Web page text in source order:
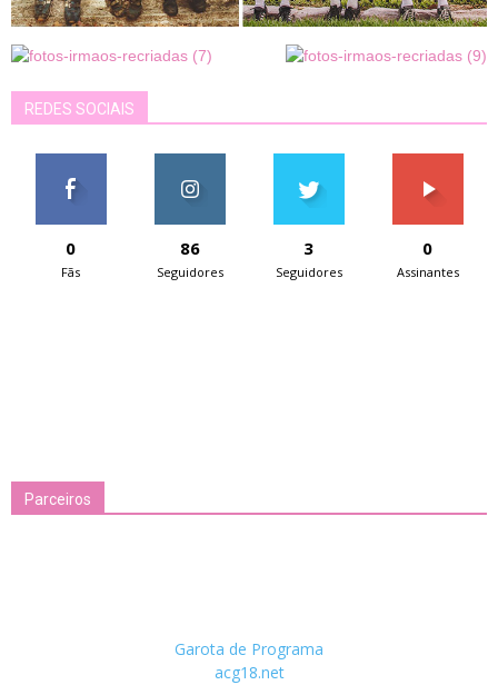
REDES SOCIAIS
0
Fãs
86
Seguidores
3
Seguidores
0
Assinantes
Parceiros
Garota de Programa
acg18.net